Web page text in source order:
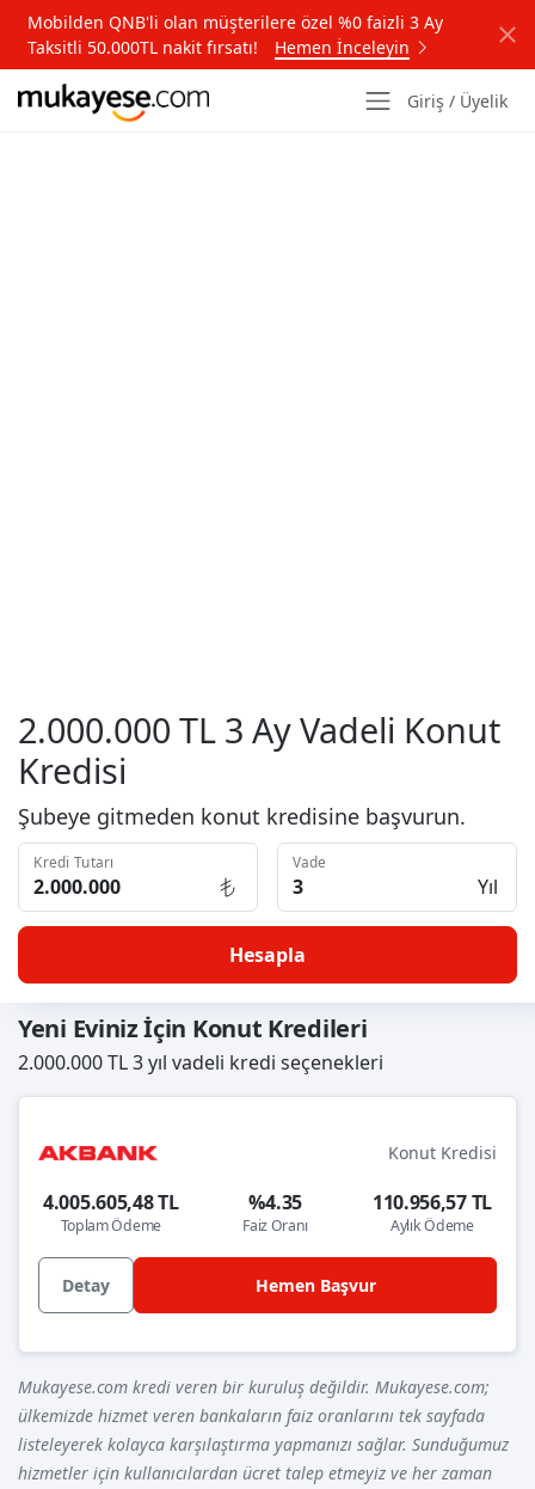
Mobilden QNB'li olan müşterilere özel %0 faizli 3 Ay
Taksitli 50.000TL nakit fırsatı!
Hemen İnceleyin
Giriş / Üyelik
2.000.000 TL 3 Ay Vadeli Konut
Kredisi
Şubeye gitmeden konut kredisine başvurun.
Kredi Tutarı Vade
Yıl
Hesapla
Yeni Eviniz İçin Konut Kredileri
2.000.000 TL 3 yıl vadeli kredi seçenekleri
Konut Kredisi
4.005.605,48 TL
Toplam Ödeme
%4.35
Faiz Oranı
110.956,57 TL
Aylık Ödeme
Detay Hemen Başvur
Mukayese.com kredi veren bir kuruluş değildir. Mukayese.com;
ülkemizde hizmet veren bankaların faiz oranlarını tek sayfada
listeleyerek kolayca karşılaştırma yapmanızı sağlar. Sunduğumuz
hizmetler için kullanıcılardan ücret talep etmeyiz ve her zaman